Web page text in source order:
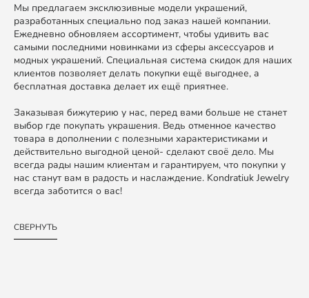
Мы предлагаем эксклюзивные модели украшений,
разработанных специально под заказ нашей компании.
Ежедневно обновляем ассортимент, чтобы удивить вас
самыми последними новинками из сферы аксессуаров и
модных украшений. Специальная система скидок для наших
клиентов позволяет делать покупки ещё выгоднее, а
бесплатная доставка делает их ещё приятнее.
Заказывая бижутерию у нас, перед вами больше не станет
выбор где покупать украшения. Ведь отменное качество
товара в дополнении с полезными характеристиками и
действительно выгодной ценой- сделают своё дело. Мы
всегда рады нашим клиентам и гарантируем, что покупки у
нас станут вам в радость и наслаждение. Kondratiuk Jewelry
всегда заботится о вас!
СВЕРНУТЬ